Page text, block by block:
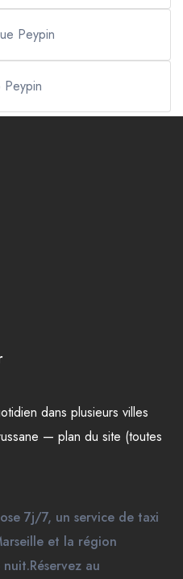
Peypin
Peypin
dans plusieurs villes
— plan du site (toutes
7j/7, un service de taxi
et la région
au